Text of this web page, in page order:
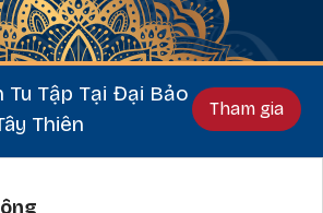
Tu Tập Tại Đại Bảo
Thiên
Tham gia